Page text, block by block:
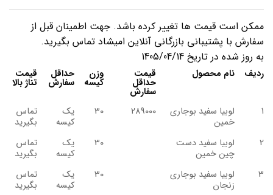
ممکن است قیمت ها تغییر کرده باشد. جهت اطمینان قبل از
سفارش با پشتیبانی بازرگانی آنلاین امیشاد تماس بگیرید.
به روز شده در تاریخ 1405/04/14
ردیف نام محصول قیمت
حداقل
سفارش
وزن
کیسه
حداقل
سفارش
قیمت
تناژ بالا
1 لوبیا سفید بوجاری
خمین
289000
30 یک
کیسه
تماس
بگیرید
2
لوبیا سفید دست
چین خمین
30 یک
کیسه
تماس
بگیرید
3
لوبیا سفید بوجاری
زنجان
30 یک
کیسه
تماس
بگیرید